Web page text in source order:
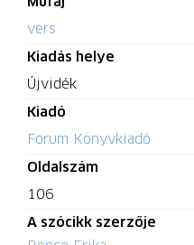
vers
Kiadás helye
Újvidék
Kiadó
Forum Könyvkiadó
Oldalszám
106
A szócikk szerzője